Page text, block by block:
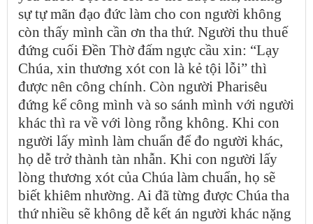
sự tự mãn đạo đức làm cho con người không
còn thấy mình cần ơn tha thứ. Người thu thuế
đứng cuối Đền Thờ đấm ngực cầu xin: “Lạy
Chúa, xin thương xót con là kẻ tội lỗi” thì
được nên công chính. Còn người Pharisêu
đứng kể công mình và so sánh mình với người
khác thì ra về với lòng rỗng không. Khi con
người lấy mình làm chuẩn để đo người khác,
họ dễ trở thành tàn nhẫn. Khi con người lấy
lòng thương xót của Chúa làm chuẩn, họ sẽ
biết khiêm nhường. Ai đã từng được Chúa tha
thứ nhiều sẽ không dễ kết án người khác nặng